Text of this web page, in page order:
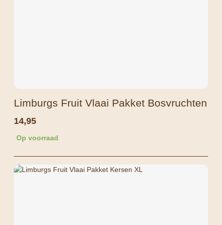
Limburgs Fruit Vlaai Pakket Bosvruchten
14,95
Op voorraad